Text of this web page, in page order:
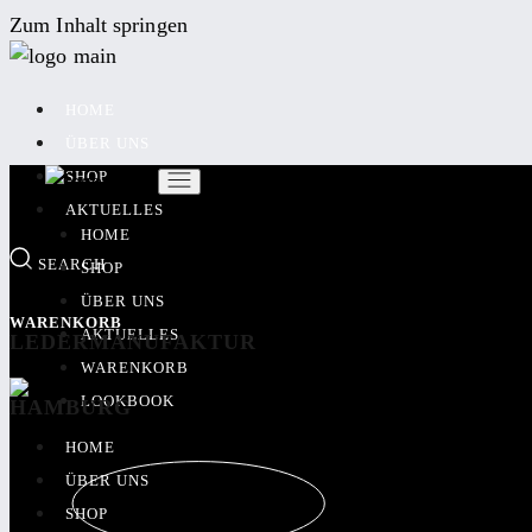
Zum Inhalt springen
SHOP
AKTUELLES
SEARCH
WARENKORB
HOME
ÜBER UNS
SHOP
HOME
SHOP
ÜBER UNS
AKTUELLES
WARENKORB
LOOKBOOK
LEDERMANUFAKTUR
HAMBURG